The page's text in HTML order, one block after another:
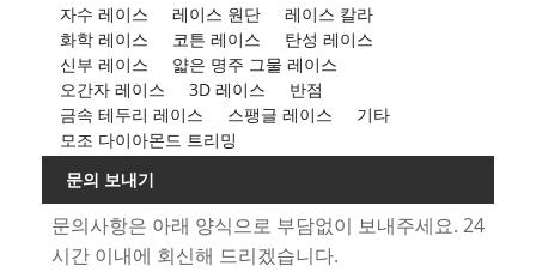
자수 레이스
레이스 원단
레이스 칼라
화학 레이스
코튼 레이스
탄성 레이스
신부 레이스
얇은 명주 그물 레이스
오간자 레이스
3D 레이스
반점
금속 테두리 레이스
스팽글 레이스
기타
모조 다이아몬드 트리밍
문의 보내기
문의사항은 아래 양식으로 부담없이 보내주세요. 24
시간 이내에 회신해 드리겠습니다.